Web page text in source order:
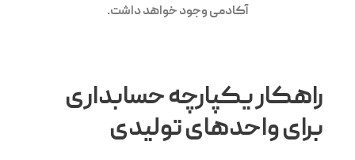
آکادمی وجود خواهد داشت.
راهکار یکپارچه حسابداری
برای واحدهای تولیدی